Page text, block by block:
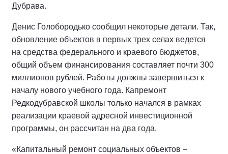
Дубрава.
Денис Голобородько сообщил некоторые детали. Так,
обновление объектов в первых трех селах ведется
на средства федерального и краевого бюджетов,
общий объем финансирования составляет почти 300
миллионов рублей. Работы должны завершиться к
началу нового учебного года. Капремонт
Редкодубравской школы только начался в рамках
реализации краевой адресной инвестиционной
программы, он рассчитан на два года.
«Капитальный ремонт социальных объектов –